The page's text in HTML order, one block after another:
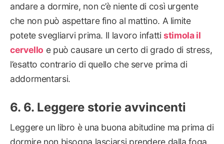
andare a dormire, non c’è niente di così urgente
che non può aspettare fino al mattino. A limite
potete svegliarvi prima. Il lavoro infattistimola il
cervello e può causare un certo di grado di stress,
l’esatto contrario di quello che serve prima di
addormentarsi.
6. Leggere storie avvincenti
Leggere un libro è una buona abitudine ma prima di